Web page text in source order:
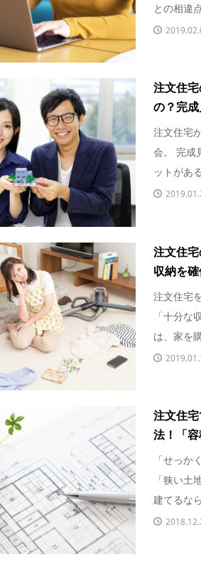
との相違
注文住
の？完
注文住宅
会。 完成
ットがあ
注文住
収納を
注文住宅
「十分な
は、家を
注文住
法！「
「せっか
「狭い土
建てるな